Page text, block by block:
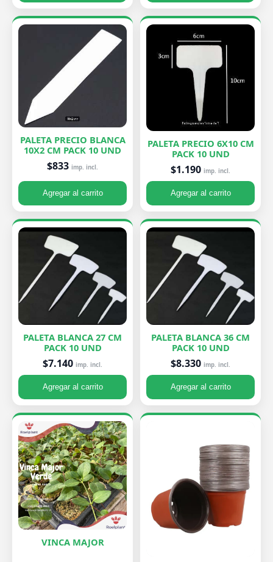
PALETA PRECIO BLANCA
10X2 CM PACK 10 UND
$833 imp. incl.
Agregar al carrito
PALETA PRECIO 6X10 CM
PACK 10 UND
$1.190 imp. incl.
Agregar al carrito
PALETA BLANCA 27 CM
PACK 10 UND
$7.140 imp. incl.
Agregar al carrito
PALETA BLANCA 36 CM
PACK 10 UND
$8.330 imp. incl.
Agregar al carrito
VINCA MAJOR